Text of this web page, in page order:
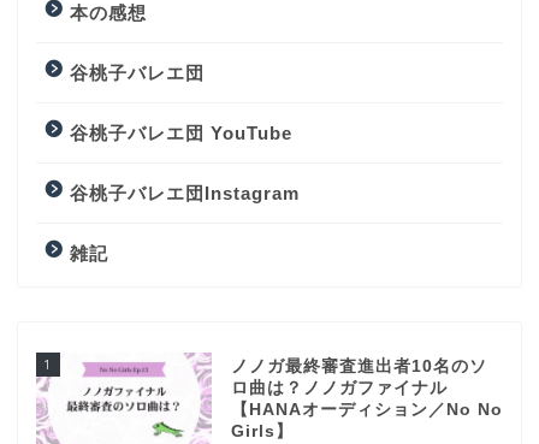
本の感想
谷桃子バレエ団
谷桃子バレエ団 YouTube
谷桃子バレエ団Instagram
雑記
1
ノノガ最終審査進出者10名のソ
ロ曲は？ノノガファイナル
【HANAオーディション／No No
Girls】